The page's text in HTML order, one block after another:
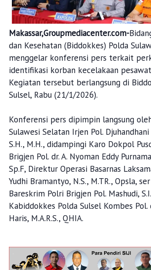
Makassar,Groupmediacenter.com-
dan Kesehatan (Biddokkes) Polda
menggelar konferensi pers terkait
identifikasi korban kecelakaan
Kegiatan tersebut berlangsung di
Sulsel, Rabu (21/1/2026).
Konferensi pers dipimpin langsung
Sulawesi Selatan Irjen Pol. Djuhandhani
S.H., M.H., didampingi Karo Dokpol
Brigjen Pol. dr. A. Nyoman Eddy
Sp.F, Direktur Operasi Basarnas
Yudhi Bramantyo, N.S., M.TR., Opsla,
Bareskrim Polri Brigjen Pol. Mashudi,
Kabiddokkes Polda Sulsel Kombes Pol.
Haris, M.A.R.S., QHIA.